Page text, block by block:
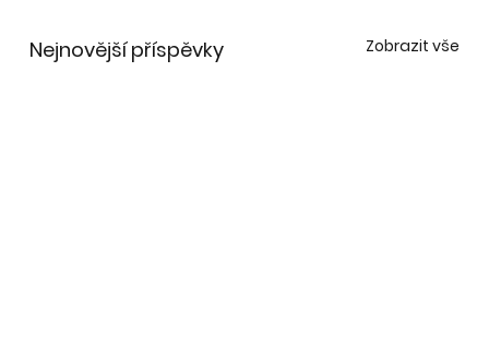
Nejnovější příspěvky Zobrazit vše